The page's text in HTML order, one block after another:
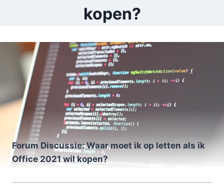
kopen?
Forum Discussie: Waar moet ik op letten als ik
Office 2021 wil kopen?